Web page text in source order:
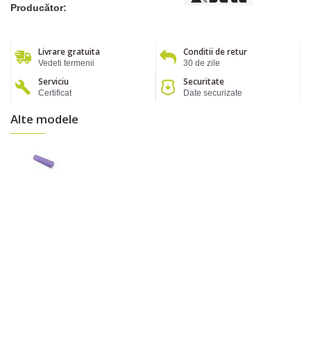
Producător:
Livrare gratuita
Vedeti termenii
Conditii de retur
30 de zile
Serviciu
Certificat
Securitate
Date securizate
Alte modele